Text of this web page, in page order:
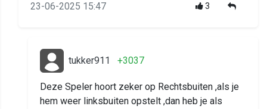
23-06-2025 15:47 3
tukker911 +3037
Deze Speler hoort zeker op Rechtsbuiten ,als je
hem weer linksbuiten opstelt ,dan heb je als